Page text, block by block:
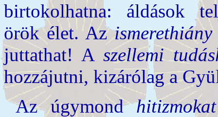
birtokolhatna: áldások
örök élet. Azismerethiány
juttathat! Aszellemi
hozzájutni, kizárólag a
Az úgymondhitizmokat